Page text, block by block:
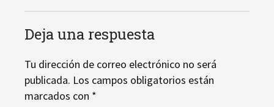
Deja una respuesta
Tu dirección de correo electrónico no será
publicada. Los campos obligatorios están
marcados con *